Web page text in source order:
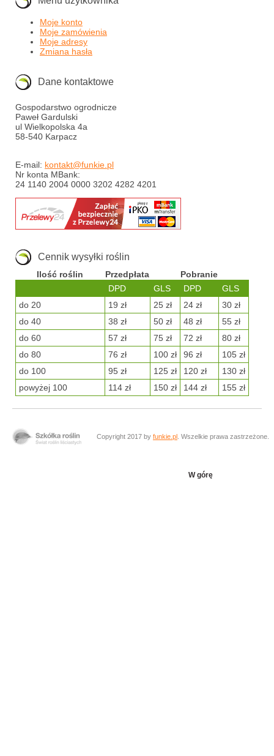
Moje konto
Moje zamówienia
Moje adresy
Zmiana hasła
Dane kontaktowe
Gospodarstwo ogrodnicze
Paweł Gardulski
ul Wielkopolska 4a
58-540 Karpacz
E-mail: kontakt@funkie.pl
Nr konta MBank:
24 1140 2004 0000 3202 4282 4201
Cennik wysyłki roślin
Ilość roślin Przedpłata
Pobranie
DPD
GLS DPD
GLS
do 20
19 zł 25 zł 24 zł
30 zł
do 40
38 zł 50 zł 48 zł
55 zł
do 60
57 zł 75 zł 72 zł
80 zł
do 80
76 zł 100 zł 96 zł
105 zł
do 100
95 zł 125 zł 120 zł
130 zł
powyżej 100
114 zł 150 zł 144 zł 155 zł
Copyright 2017 by funkie.pl . Wszelkie prawa zastrzeżone.
W górę